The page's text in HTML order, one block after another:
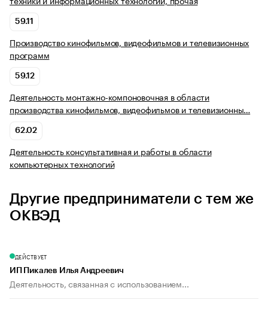
59.11
Производство кинофильмов, видеофильмов и телевизионных
программ
59.12
Деятельность монтажно-компоновочная в области
производства кинофильмов, видеофильмов и телевизионны…
62.02
Деятельность консультативная и работы в области
компьютерных технологий
Другие предприниматели с тем же
ОКВЭД
ДЕЙСТВУЕТ
ИП Пикалев Илья Андреевич
Деятельность, связанная с использованием...